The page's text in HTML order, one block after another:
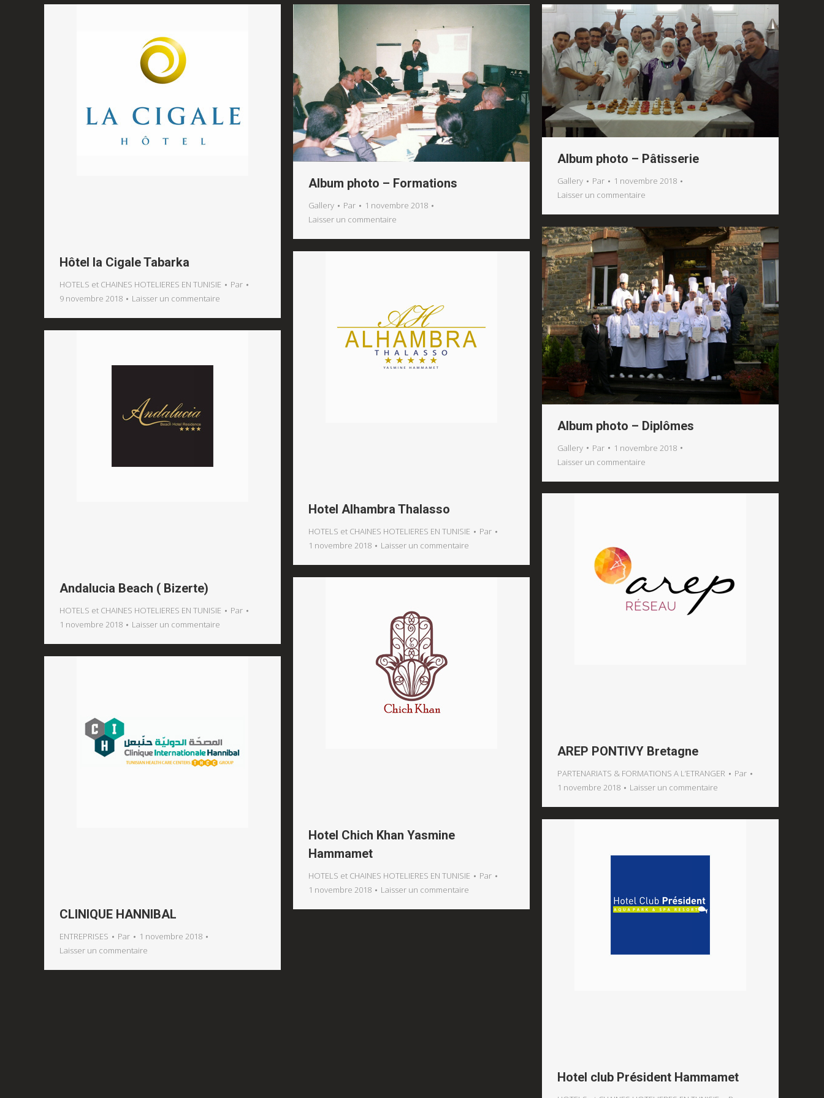
Hôtel la Cigale Tabarka
HOTELS et CHAINES HOTELIERES EN TUNISIE
Par
9 novembre 2018
Laisser un commentaire
Album photo – Formations
Gallery Par
1 novembre 2018
Laisser un commentaire
Album photo – Pâtisserie
Gallery Par
1 novembre 2018
Laisser un commentaire
Album photo – Diplômes
Gallery Par
1 novembre 2018
Laisser un commentaire
Hotel Alhambra Thalasso
HOTELS et CHAINES HOTELIERES EN TUNISIE
Par
1 novembre 2018
Laisser un commentaire
Andalucia Beach ( Bizerte)
HOTELS et CHAINES HOTELIERES EN TUNISIE
Par
1 novembre 2018
Laisser un commentaire
AREP PONTIVY Bretagne
PARTENARIATS & FORMATIONS A L’ETRANGER
Par
1 novembre 2018
Laisser un commentaire
Hotel Chich Khan Yasmine
Hammamet
HOTELS et CHAINES HOTELIERES EN TUNISIE
Par
1 novembre 2018
Laisser un commentaire
CLINIQUE HANNIBAL
ENTREPRISES Par
1 novembre 2018
Laisser un commentaire
Hotel club Président Hammamet